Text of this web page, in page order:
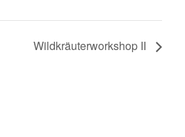
Wildkräuterworkshop II